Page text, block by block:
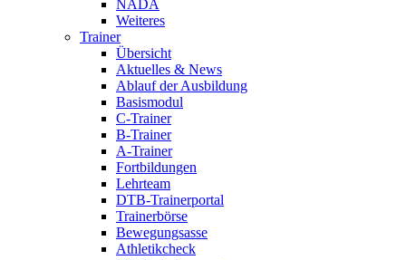
NADA
Weiteres
Trainer
Übersicht
Aktuelles & News
Ablauf der Ausbildung
Basismodul
C-Trainer
B-Trainer
A-Trainer
Fortbildungen
Lehrteam
DTB-Trainerportal
Trainerbörse
Bewegungsasse
Athletikcheck